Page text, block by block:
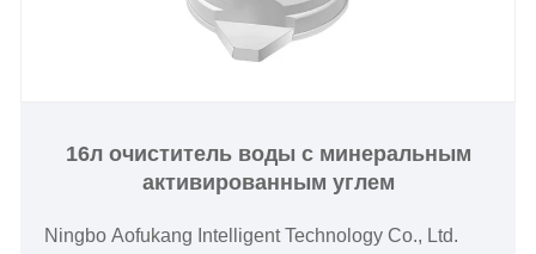
16л очиститель воды с минеральным
активированным углем
Ningbo Aofukang Intelligent Technology Co., Ltd.